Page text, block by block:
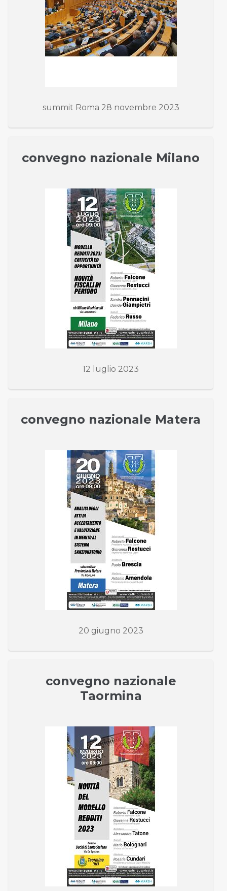
summit Roma 28 novembre 2023
convegno nazionale Milano
12 luglio 2023
convegno nazionale Matera
20 giugno 2023
convegno nazionale
Taormina